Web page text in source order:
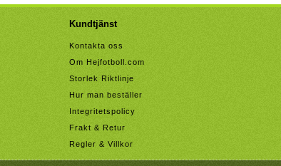
Kundtjänst
Kontakta oss
Om Hejfotboll.com
Storlek Riktlinje
Hur man beställer
Integritetspolicy
Frakt & Retur
Regler & Villkor